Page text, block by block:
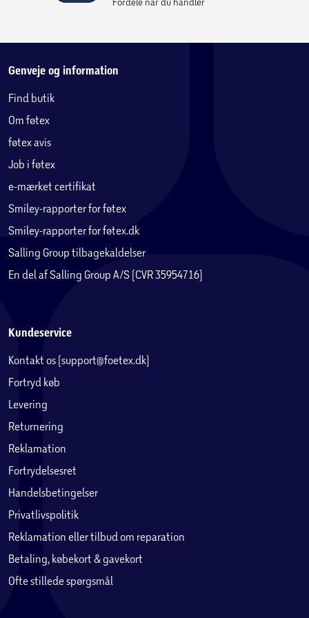
Topmadrassen skal ligges fladt og udrullet i
minimum 3 døgn før brug.
Genveje og information
Find butik
Om føtex
føtex avis
Job i føtex
e-mærket certifikat
Smiley-rapporter for føtex
Smiley-rapporter for føtex.dk
Salling Group tilbagekaldelser
En del af Salling Group A/S (CVR 35954716)
Kundeservice
Kontakt os (support@foetex.dk)
Fortryd køb
Levering
Returnering
Reklamation
Fortrydelsesret
Handelsbetingelser
Privatlivspolitik
Reklamation eller tilbud om reparation
Betaling, købekort & gavekort
Ofte stillede spørgsmål